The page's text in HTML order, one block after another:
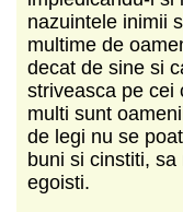
nazuintele inimii
multime de
decat de sine si
striveasca pe cei
multi sunt
de legi nu se
buni si cinstiti,
egoisti.